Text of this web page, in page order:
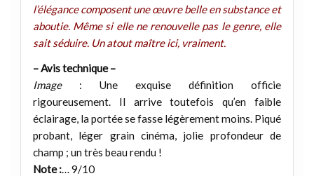
l’élégance composent une œuvre belle en substance et
aboutie. Même si elle ne renouvelle pas le genre, elle
sait séduire. Un atout maître ici, vraiment.
– Avis technique –
Image : Une exquise définition officie
rigoureusement. Il arrive toutefois qu’en faible
éclairage, la portée se fasse légèrement moins. Piqué
probant, léger grain cinéma, jolie profondeur de
champ ; un très beau rendu !
Note :… 9/10